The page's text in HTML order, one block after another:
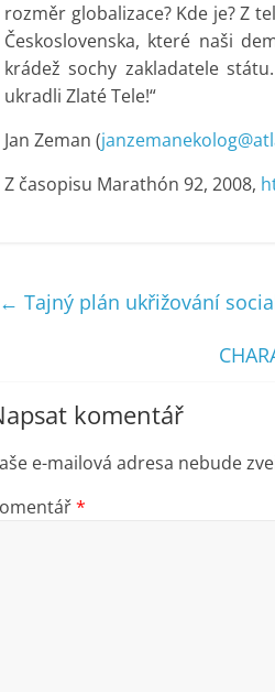
rozměr globalizace? Kde je? Z
Československa, které naši
krádež sochy zakladatele
ukradli Zlaté Tele!“
Jan Zeman (
Z časopisu Marathón 92, 2008,
← Tajný plán ukřižování
komentář
e-mailová adresa nebude
*